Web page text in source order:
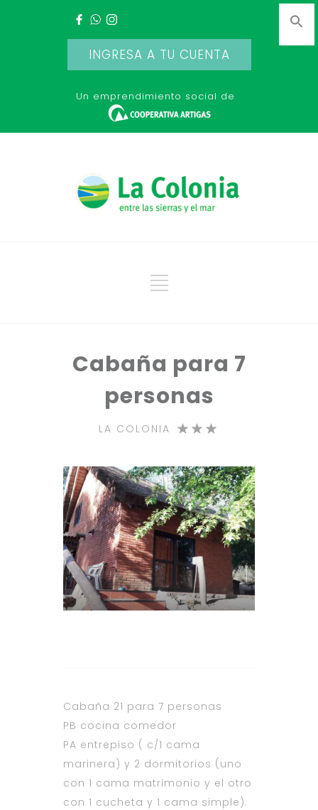
INGRESA A TU CUENTA
Un emprendimiento social de
Cabaña para 7
personas
LA COLONIA
Cabaña 21 para 7 personas
PB cocina comedor
PA entrepiso ( c/1 cama
marinera) y 2 dormitorios (uno
con 1 cama matrimonio y el otro
con 1 cucheta y 1 cama simple).